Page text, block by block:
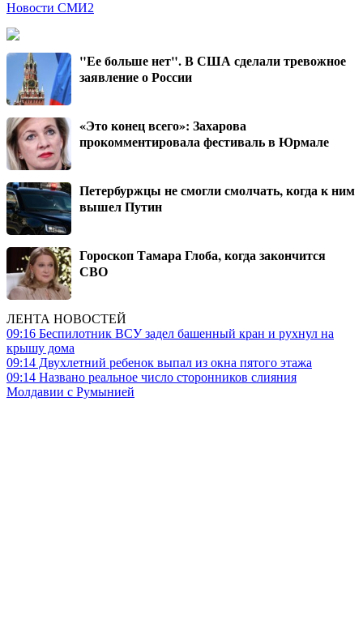
Новости СМИ2
"Ее больше нет". В США сделали тревожное
заявление о России
«Это конец всего»: Захарова
прокомментировала фестиваль в Юрмале
Петербуржцы не смогли смолчать, когда к ним
вышел Путин
Гороскоп Тамара Глоба, когда закончится
СВО
ЛЕНТА НОВОСТЕЙ
09:16 Беспилотник ВСУ задел башенный кран и рухнул на
крышу дома
09:14 Двухлетний ребенок выпал из окна пятого этажа
09:14 Названо реальное число сторонников слияния
Молдавии с Румынией